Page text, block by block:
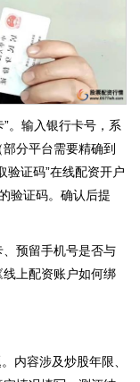
。输入银行卡号，系
分平台需要精确到
验证码”在线配资开户
验证码。确认后提
预留手机号是否与
上配资账户如何绑
内容涉及炒股年限、